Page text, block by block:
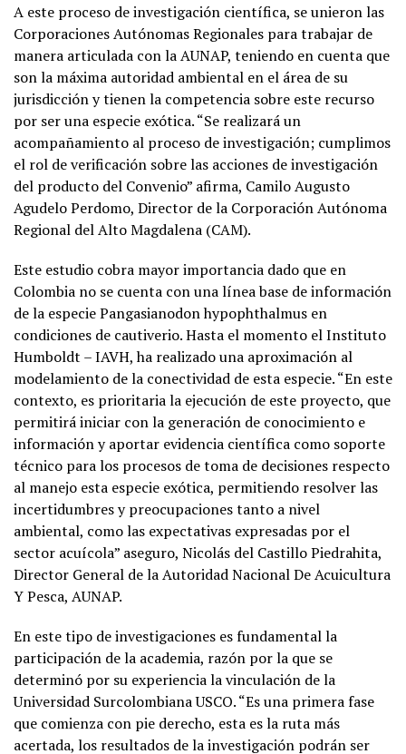
A este proceso de investigación científica, se unieron las
Corporaciones Autónomas Regionales para trabajar de
manera articulada con la AUNAP, teniendo en cuenta que
son la máxima autoridad ambiental en el área de su
jurisdicción y tienen la competencia sobre este recurso
por ser una especie exótica. “Se realizará un
acompañamiento al proceso de investigación; cumplimos
el rol de verificación sobre las acciones de investigación
del producto del Convenio” afirma, Camilo Augusto
Agudelo Perdomo, Director de la Corporación Autónoma
Regional del Alto Magdalena (CAM).
Este estudio cobra mayor importancia dado que en
Colombia no se cuenta con una línea base de información
de la especie Pangasianodon hypophthalmus en
condiciones de cautiverio. Hasta el momento el Instituto
Humboldt – IAVH, ha realizado una aproximación al
modelamiento de la conectividad de esta especie. “En este
contexto, es prioritaria la ejecución de este proyecto, que
permitirá iniciar con la generación de conocimiento e
información y aportar evidencia científica como soporte
técnico para los procesos de toma de decisiones respecto
al manejo esta especie exótica, permitiendo resolver las
incertidumbres y preocupaciones tanto a nivel
ambiental, como las expectativas expresadas por el
sector acuícola” aseguro, Nicolás del Castillo Piedrahita,
Director General de la Autoridad Nacional De Acuicultura
Y Pesca, AUNAP.
En este tipo de investigaciones es fundamental la
participación de la academia, razón por la que se
determinó por su experiencia la vinculación de la
Universidad Surcolombiana USCO. “Es una primera fase
que comienza con pie derecho, esta es la ruta más
acertada, los resultados de la investigación podrán ser